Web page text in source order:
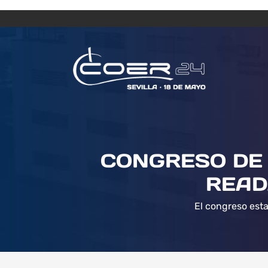
CONGRESO
El congreso